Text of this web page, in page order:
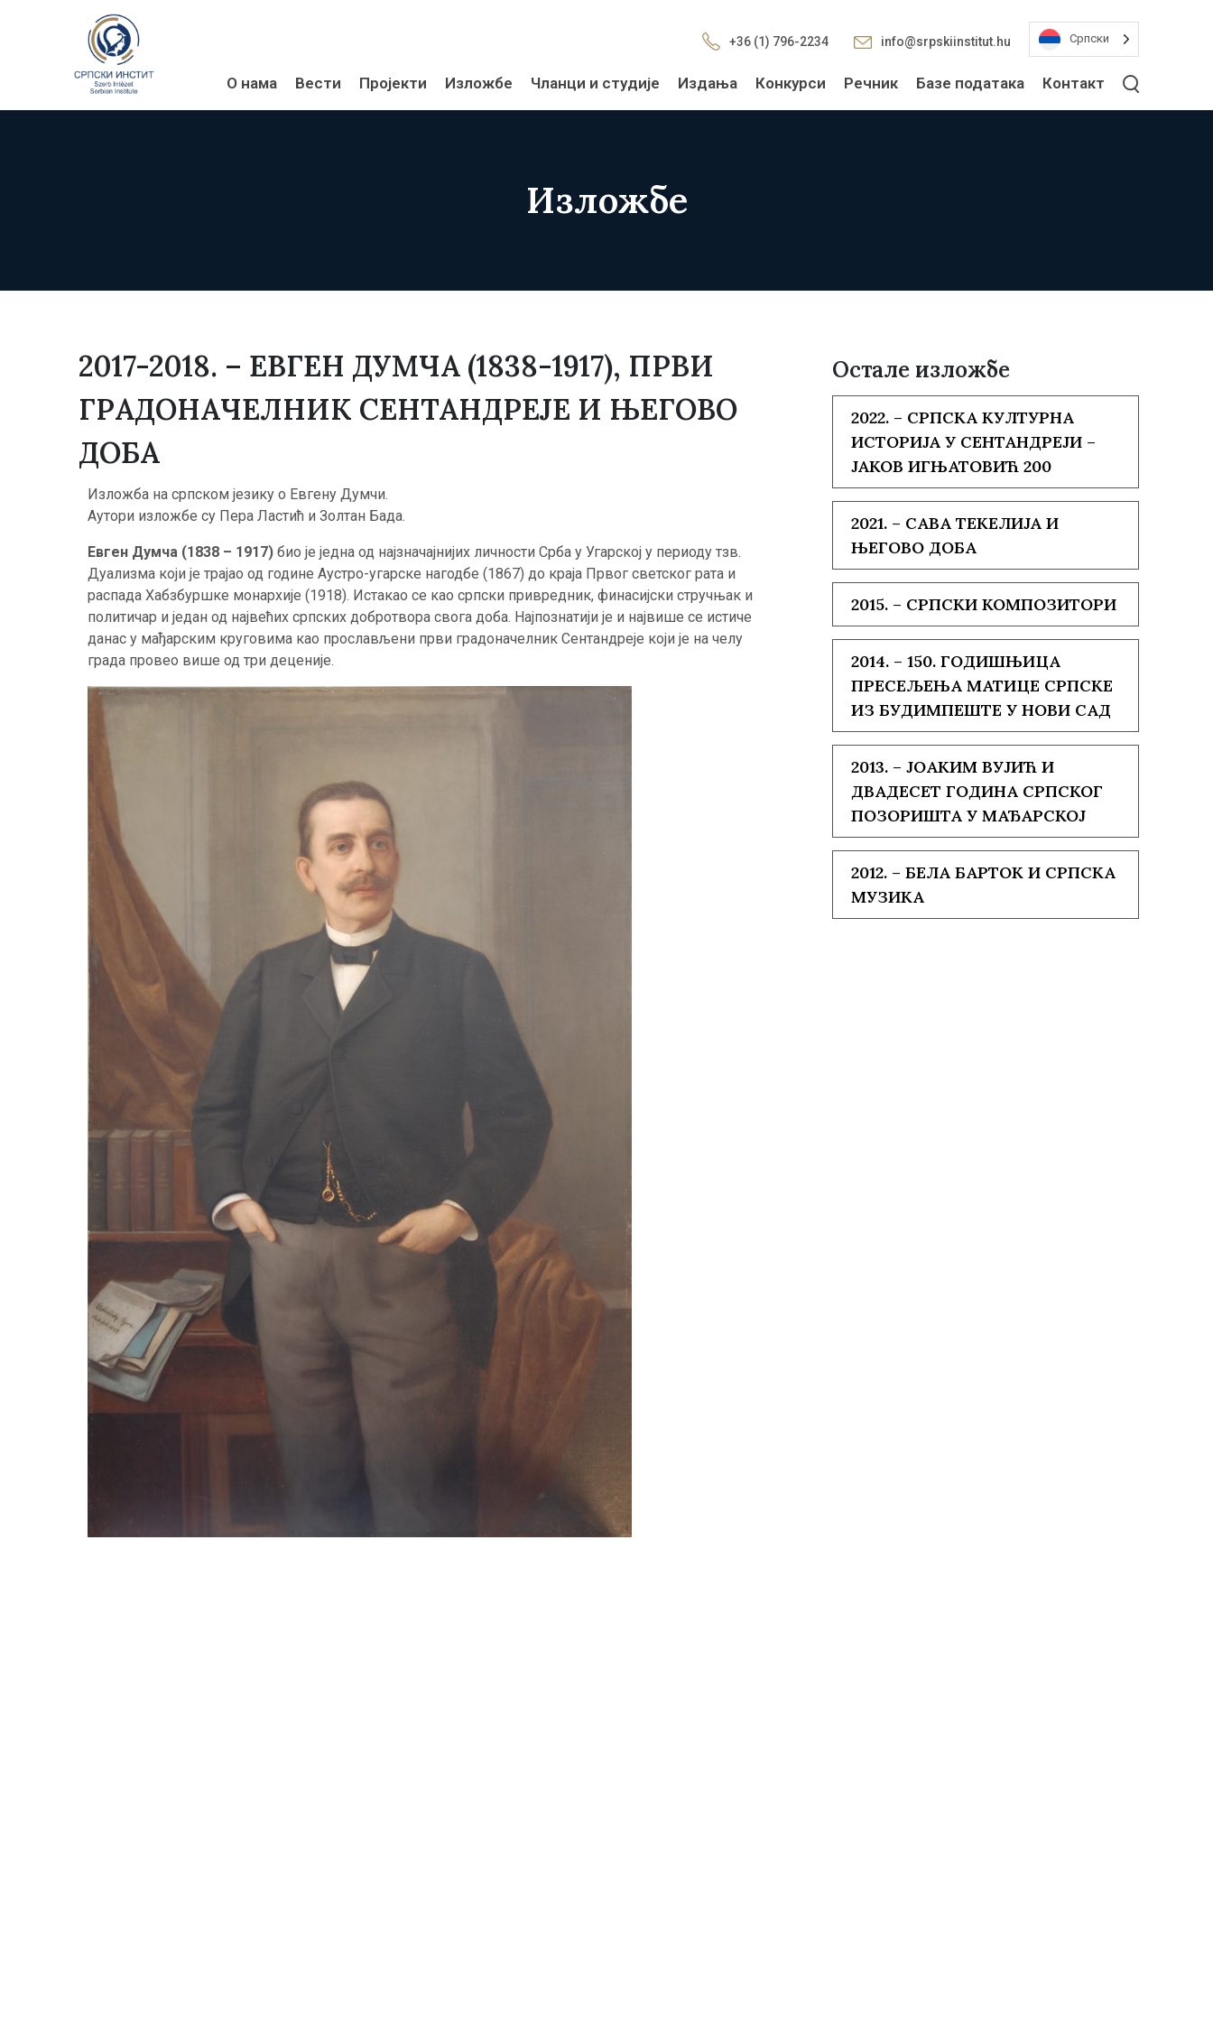
+36 (1) 796-2234 info@srpskiinstitut.hu Српски
О нама Вести Пројекти Изложбе Чланци и студије Издања Конкурси Речник Базе података Контакт
Изложбе
2017-2018. – ЕВГЕН ДУМЧА (1838-1917), ПРВИ
ГРАДОНАЧЕЛНИК СЕНТАНДРЕЈЕ И ЊЕГОВО
ДОБА
Изложба на српском језику о Евгену Думчи.
Аутори изложбе су Пера Ластић и Золтан Бада.
Евген Думча (1838 – 1917) био је једна од најзначајнијих личности Срба у Угарској у периоду тзв.
Дуализма који је трајао од године Аустро-угарске нагодбе (1867) до краја Првог светског рата и
распада Хабзбуршке монархије (1918). Истакао се као српски привредник, финасијски стручњак и
политичар и један од највећих српских добротвора свога доба. Најпознатији је и највише се истиче
данас у мађарским круговима као прослављени први градоначелник Сентандреје који је на челу
града провео више од три деценије.
Остале изложбе
2022. – СРПСКА КУЛТУРНА
ИСТОРИЈА У СЕНТАНДРЕЈИ –
ЈАКОВ ИГЊАТОВИЋ 200
2021. – САВА ТЕКЕЛИЈА И
ЊЕГОВО ДОБА
2015. – СРПСКИ КОМПОЗИТОРИ
2014. – 150. ГОДИШЊИЦА
ПРЕСЕЉЕЊА МАТИЦЕ СРПСКЕ
ИЗ БУДИМПЕШТЕ У НОВИ САД
2013. – ЈОАКИМ ВУЈИЋ И
ДВАДЕСЕТ ГОДИНА СРПСКОГ
ПОЗОРИШТА У МАЂАРСКОЈ
2012. – БЕЛА БАРТОК И СРПСКА
МУЗИКА